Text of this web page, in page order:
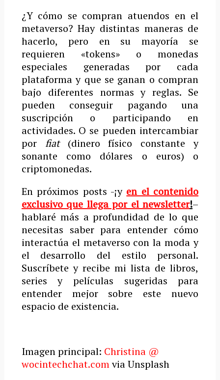
¿Y cómo se compran atuendos en el
metaverso? Hay distintas maneras de
hacerlo, pero en su mayoría se
requieren «tokens» o monedas
especiales generadas por cada
plataforma y que se ganan o compran
bajo diferentes normas y reglas. Se
pueden conseguir pagando una
suscripción o participando en
actividades. O se pueden intercambiar
por fiat(dinero físico constante y
sonante como dólares o euros) o
criptomonedas.
En próximos posts -¡y en el contenido
exclusivo que llega por el newsletter!–
hablaré más a profundidad de lo que
necesitas saber para entender cómo
interactúa el metaverso con la moda y
el desarrollo del estilo personal.
Suscríbete y recibe mi lista de libros,
series y películas sugeridas para
entender mejor sobre este nuevo
espacio de existencia.
Imagen principal: Christina @
wocintechchat.comvia Unsplash